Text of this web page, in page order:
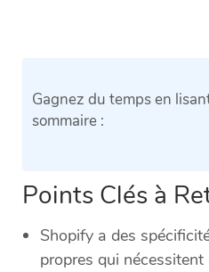
Gagnez du temps en
sommaire :
Points Clés à
Shopify a des
propres qui